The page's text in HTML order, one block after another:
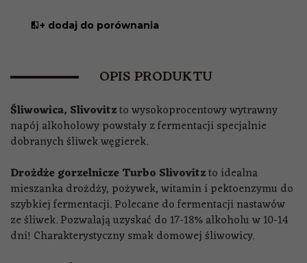
+ dodaj do porównania
OPIS PRODUKTU
Śliwowica, Slivovitzto wysokoprocentowy wytrawny
napój alkoholowy powstały z fermentacji specjalnie
dobranych śliwek węgierek.
Drożdże gorzelnicze Turbo Slivovitzto idealna
mieszanka drożdży, pożywek, witamin i pektoenzymu do
szybkiej fermentacji. Polecane do fermentacji nastawów
ze śliwek. Pozwalają uzyskać do 17-18% alkoholu w 10-14
dni! Charakterystyczny smak domowej śliwowicy.